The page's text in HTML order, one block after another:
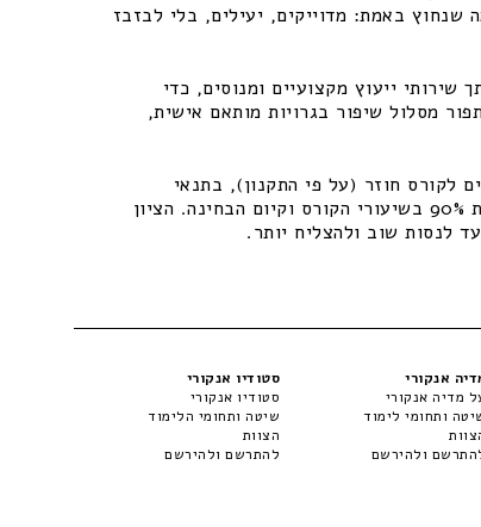
שנחוץ באמת: מדוייקים, יעילים, בלי לבזבז
שירותי ייעוץ מקצועיים ומנוסים, כדי
מסלול שיפור בגרויות מותאם אישית,
לקורס חוזר (על פי התקנון), בתנאי
שיתקיימו התנאים – נוכחות של לפחות 90% בשיעורי הקורס וקיום הבחינה. הציון
לנסות שוב ולהצליח יותר.
אנקורי
מדיה אנקורי
ותחומי לימוד
ולהירשם
סטודיו אנקורי
סטודיו אנקורי
שיטה ותחומי הלימוד
הצוות
להתרשם ולהירשם